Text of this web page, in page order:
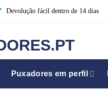
Devolução fácil dentro de 14 dias
Puxadores em perfil